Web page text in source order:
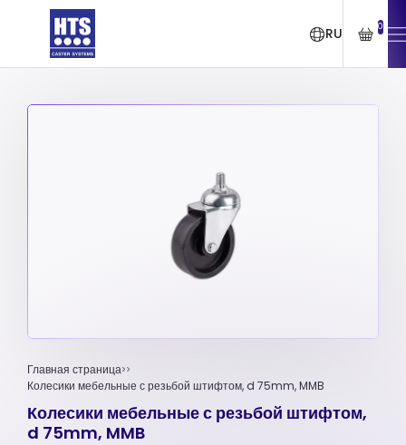
RU 0
Главная страница
Колесики мебельные с резьбой штифтом, d 75mm, MMB
Колесики мебельные с резьбой штифтом,
d 75mm, MMB